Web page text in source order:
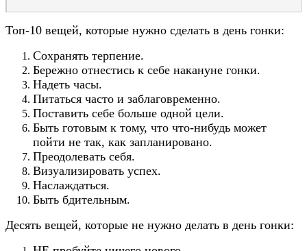
Топ-10 вещей, которые нужно сделать в день гонки:
Сохранять терпение.
Бережно отнестись к себе накануне гонки.
Надеть часы.
Питаться часто и заблаговременно.
Поставить себе больше одной цели.
Быть готовым к тому, что что-нибудь может
пойти не так, как запланировано.
Преодолевать себя.
Визуализировать успех.
Наслаждаться.
Быть бдительным.
Десять вещей, которые не нужно делать в день гонки: